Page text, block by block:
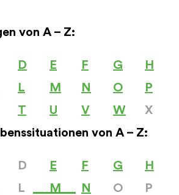
von A – Z:
D E F G
H
L M N O
P
T U V W
X
von A – Z:
D E F G
H
L M N O
P